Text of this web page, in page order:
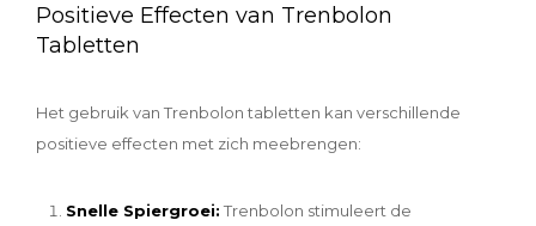
Positieve Effecten van Trenbolon
Tabletten
Het gebruik van Trenbolon tabletten kan verschillende
positieve effecten met zich meebrengen:
Snelle Spiergroei: Trenbolon stimuleert de